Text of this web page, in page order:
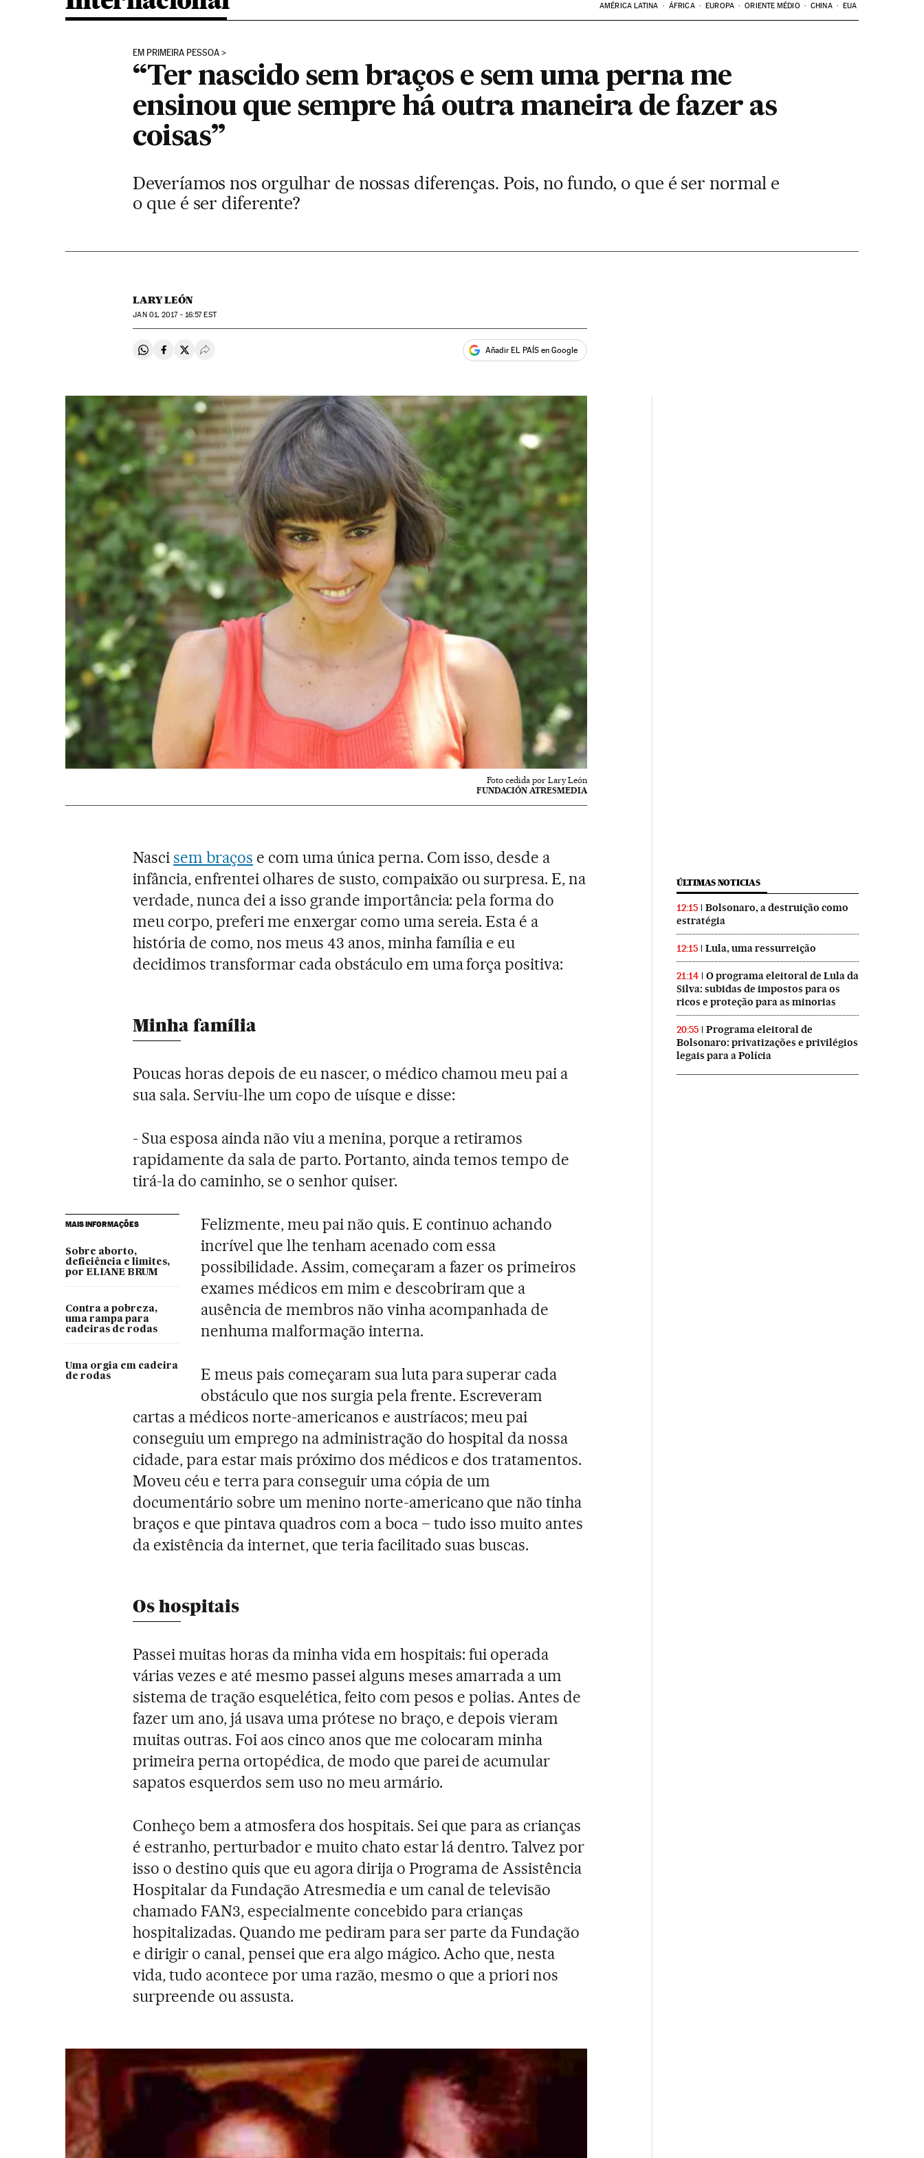
AMÉRICA LATINA ÁFRICA EUROPA ORIENTE MÉDIO CHINA EUA
EM PRIMEIRA PESSOA
“Ter nascido sem braços e sem uma perna me
ensinou que sempre há outra maneira de fazer as
coisas”
Deveríamos nos orgulhar de nossas diferenças. Pois, no fundo, o que é ser normal e
o que é ser diferente?
LARY LEÓN
JAN01, 2017 - 16:57EST
Compartir en Whatsapp
Compartir en Facebook
Compartir en Twitter
Desplegar Redes Sociales Añadir EL PAÍS en Google
Foto cedida por Lary León
FUNDACIÓN ATRESMEDIA
Nascisem braços e com uma única perna. Com isso, desde a
infância, enfrentei olhares de susto, compaixão ou surpresa. E, na
verdade, nunca dei a isso grande importância: pela forma do
meu corpo, preferi me enxergar como uma sereia. Esta é a
história de como, nos meus 43 anos, minha família e eu
decidimos transformar cada obstáculo em uma força positiva:
Minha família
Poucas horas depois de eu nascer, o médico chamou meu pai a
sua sala. Serviu-lhe um copo de uísque e disse:
- Sua esposa ainda não viu a menina, porque a retiramos
rapidamente da sala de parto. Portanto, ainda temos tempo de
tirá-la do caminho, se o senhor quiser.
MAIS INFORMAÇÕES
Sobre aborto,
deficiência e limites,
por ELIANE BRUM
Contra a pobreza,
uma rampa para
cadeiras de rodas
Uma orgia em cadeira
de rodas
Felizmente, meu pai não quis. E continuo achando
incrível que lhe tenham acenado com essa
possibilidade. Assim, começaram a fazer os primeiros
exames médicos em mim e descobriram que a
ausência de membros não vinha acompanhada de
nenhuma malformação interna.
E meus pais começaram sua luta para superar cada
obstáculo que nos surgia pela frente. Escreveram
cartas a médicos norte-americanos e austríacos; meu pai
conseguiu um emprego na administração do hospital da nossa
cidade, para estar mais próximo dos médicos e dos tratamentos.
Moveu céu e terra para conseguir uma cópia de um
documentário sobre um menino norte-americano que não tinha
braços e que pintava quadros com a boca – tudo isso muito antes
da existência da internet, que teria facilitado suas buscas.
Os hospitais
Passei muitas horas da minha vida em hospitais: fui operada
várias vezes e até mesmo passei alguns meses amarrada a um
sistema de tração esquelética, feito com pesos e polias. Antes de
fazer um ano, já usava uma prótese no braço, e depois vieram
muitas outras. Foi aos cinco anos que me colocaram minha
primeira perna ortopédica, de modo que parei de acumular
sapatos esquerdos sem uso no meu armário.
Conheço bem a atmosfera dos hospitais. Sei que para as crianças
é estranho, perturbador e muito chato estar lá dentro. Talvez por
isso o destino quis que eu agora dirija o Programa de Assistência
Hospitalar da Fundação Atresmedia e um canal de televisão
chamado FAN3, especialmente concebido para crianças
hospitalizadas. Quando me pediram para ser parte da Fundação
e dirigir o canal, pensei que era algo mágico. Acho que, nesta
vida, tudo acontece por uma razão, mesmo o que a priori nos
surpreende ou assusta.
ÚLTIMAS NOTICIAS
12:15
Bolsonaro, a destruição como
estratégia
12:15 Lula, uma ressurreição
21:14
O programa eleitoral de Lula da
Silva: subidas de impostos para os
ricos e proteção para as minorias
20:55
Programa eleitoral de
Bolsonaro: privatizações e privilégios
legais para a Polícia